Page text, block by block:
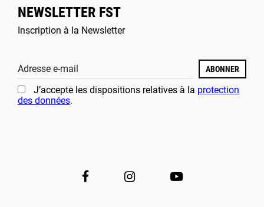
NEWSLETTER FST
Inscription à la Newsletter
Adresse e-mail ABONNER
J’accepte les dispositions relatives à la protection
des données.